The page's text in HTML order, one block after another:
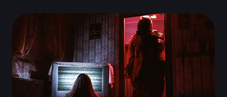
проекта, ответила на все наши вопросы: от подготовки к
роли до самых неожиданных реакций игроков.